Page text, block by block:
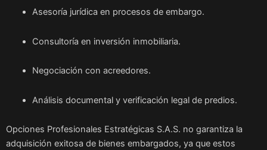
Asesoría jurídica en procesos de embargo.
Consultoría en inversión inmobiliaria.
Negociación con acreedores.
Análisis documental y verificación legal de predios.
Opciones Profesionales Estratégicas S.A.S. no garantiza la
adquisición exitosa de bienes embargados, ya que estos